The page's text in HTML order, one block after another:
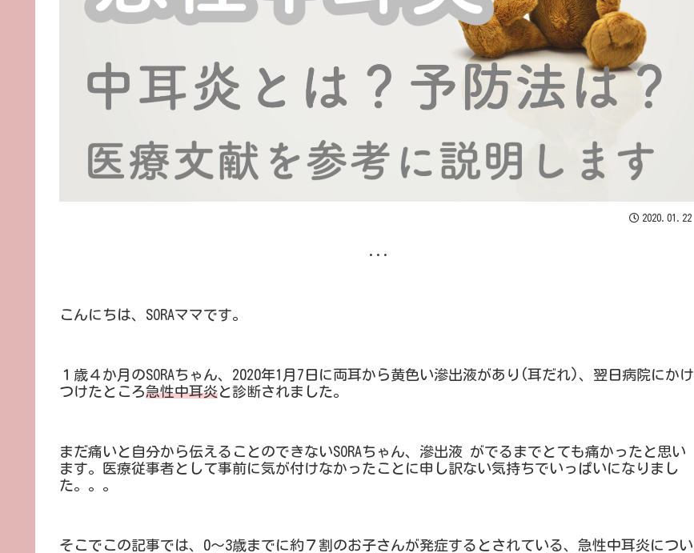
2020.01.22
...
こんにちは、SORAママです。
１歳４か月のSORAちゃん、2020年1月7日に両耳から黄色い滲出液があり(耳だれ)、翌日病院にかけ
つけたところ急性中耳炎と診断されました。
まだ痛いと自分から伝えることのできないSORAちゃん、滲出液 がでるまでとても痛かったと思い
ます。医療従事者として事前に気が付けなかったことに申し訳ない気持ちでいっぱいになりまし
た。。。
そこでこの記事では、0～3歳までに約７割のお子さんが発症するとされている、急性中耳炎につい